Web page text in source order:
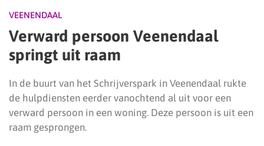
VEENENDAAL
Verward persoon Veenendaal
springt uit raam
In de buurt van het Schrijverspark in Veenendaal rukte
de hulpdiensten eerder vanochtend al uit voor een
verward persoon in een woning. Deze persoon is uit een
raam gesprongen.